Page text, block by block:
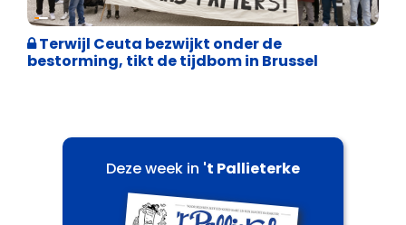
Asiel en Migratie
Terwijl Ceuta bezwijkt onder de
bestorming, tikt de tijdbom in Brussel
Deze week in 't Pallieterke